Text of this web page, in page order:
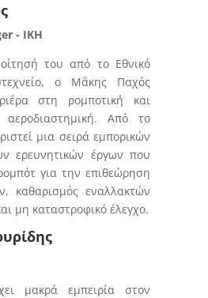
- IKH
του από το Εθνικό
ο Μάκης Παχός
στη ρομποτική και
Από το
μια σειρά εμπορικών
ερευνητικών έργων που
για την επιθεώρηση
καθαρισμός εναλλακτών
μη καταστροφικό έλεγχο.
μακρά εμπειρία στον